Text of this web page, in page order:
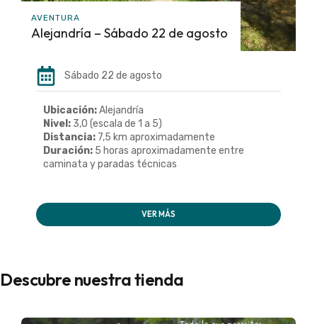
AVENTURA
Alejandría – Sábado 22 de agosto
Sábado 22 de agosto
Ubicación:Alejandría
Nivel: 3,0 (escala de 1 a 5)
Distancia: 7,5 km aproximadamente
Duración: 5 horas aproximadamente entre
caminata y paradas técnicas
VER MÁS
Descubre nuestra tienda